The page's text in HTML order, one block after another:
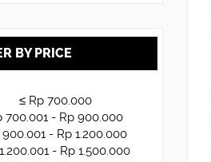
BY PRICE
≤ Rp 700.000
700.001 - Rp 900.000
900.001 - Rp 1.200.000
- Rp 1.500.000